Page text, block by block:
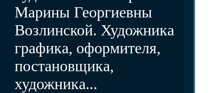
Марины Георгиевны
Возлинской. Художника
графика, оформителя,
постановщика,
художника...